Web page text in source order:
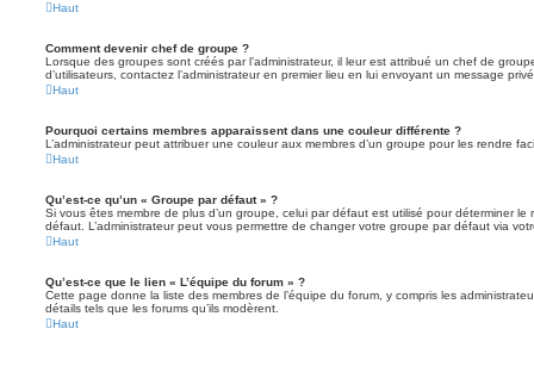
Haut
Comment devenir chef de groupe ?
Lorsque des groupes sont créés par l’administrateur, il leur est attribué un chef de
d’utilisateurs, contactez l’administrateur en premier lieu en lui envoyant un message
Haut
Pourquoi certains membres apparaissent dans une couleur différente ?
L’administrateur peut attribuer une couleur aux membres d’un groupe pour les rendre
Haut
Qu’est-ce qu’un « Groupe par défaut » ?
Si vous êtes membre de plus d’un groupe, celui par défaut est utilisé pour déterminer
défaut. L’administrateur peut vous permettre de changer votre groupe par défaut via
Haut
Qu’est-ce que le lien « L’équipe du forum » ?
Cette page donne la liste des membres de l’équipe du forum, y compris les
détails tels que les forums qu’ils modèrent.
Haut